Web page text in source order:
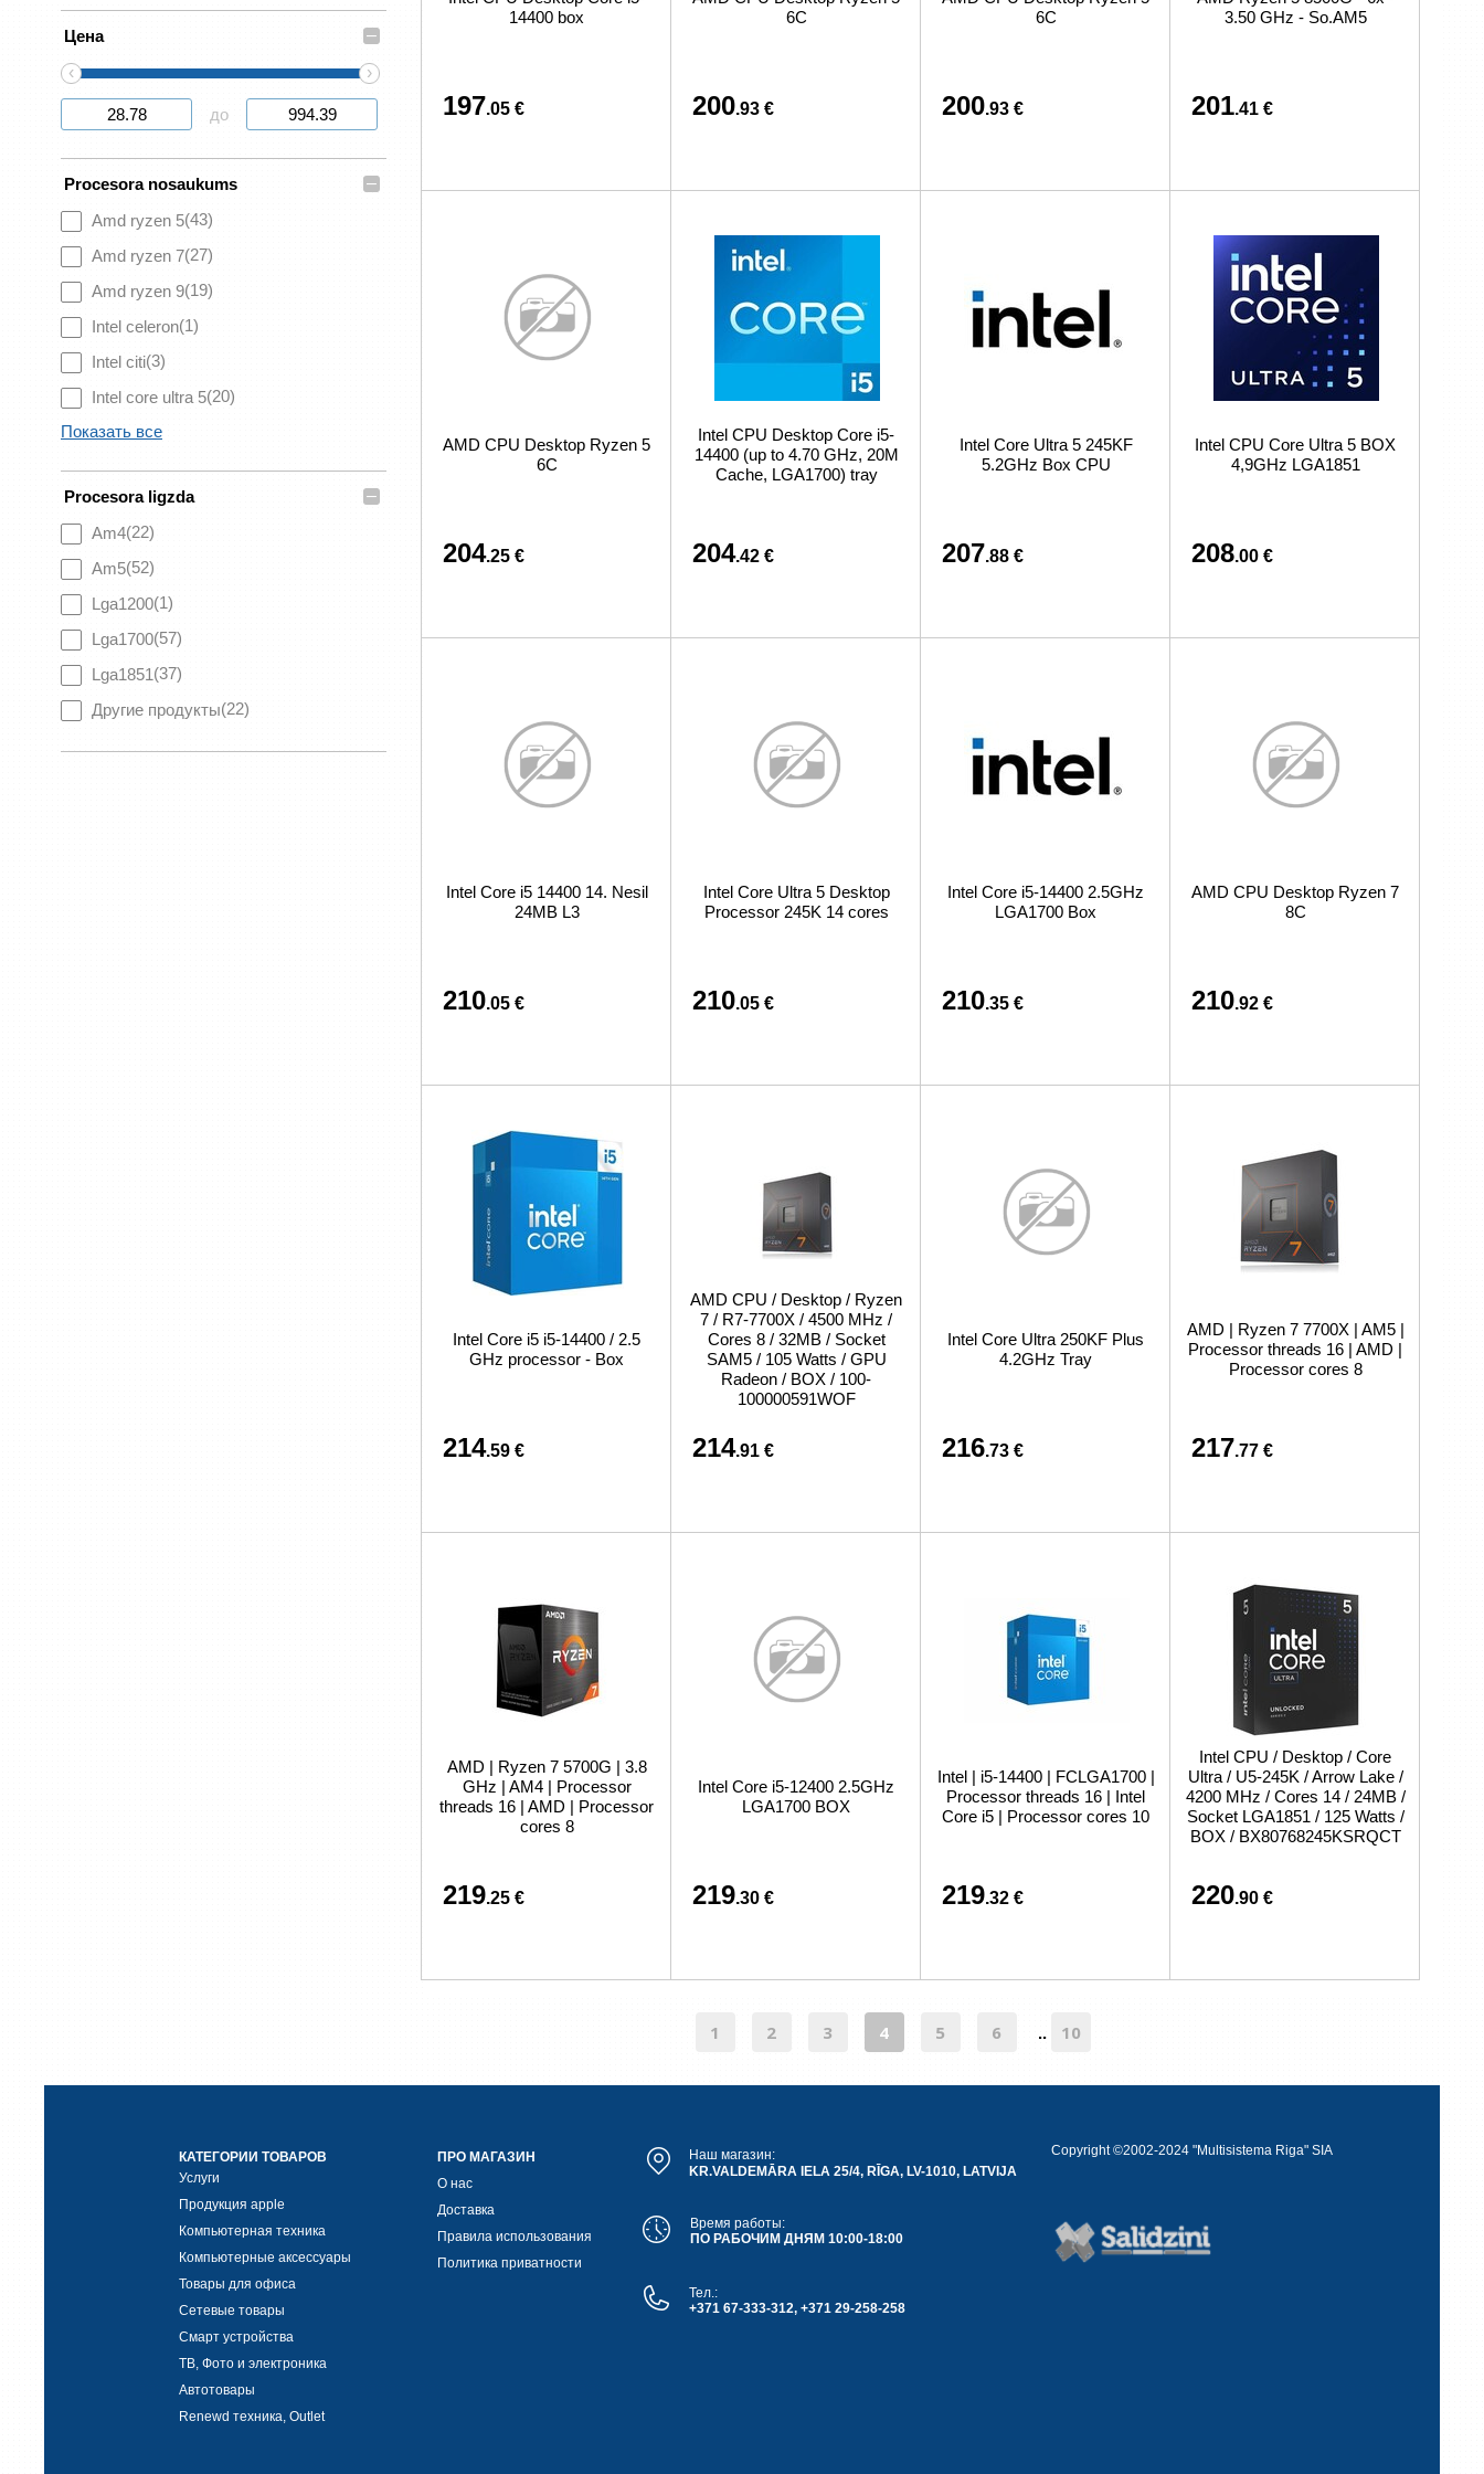
связано с покупкой или доставкой товаров
Цена
–
‹
›
до
Procesora nosaukums
–
Amd ryzen 5(43)
Amd ryzen 7(27)
Amd ryzen 9(19)
Intel celeron(1)
Intel citi(3)
Intel core ultra 5(20)
Показать все
Procesora ligzda
–
Am4(22)
Am5(52)
Lga1200(1)
Lga1700(57)
Lga1851(37)
Другие продукты(22)
14400 box
197.05 €
6C
200.93 €
6C
200.93 €
3.50 GHz - So.AM5
201.41 €
AMD CPU Desktop Ryzen 5
6C
204.25 €
Intel CPU Desktop Core i5-
14400 (up to 4.70 GHz, 20M
Cache, LGA1700) tray
204.42 €
Intel Core Ultra 5 245KF
5.2GHz Box CPU
207.88 €
Intel CPU Core Ultra 5 BOX
4,9GHz LGA1851
208.00 €
Intel Core i5 14400 14. Nesil
24MB L3
210.05 €
Intel Core Ultra 5 Desktop
Processor 245K 14 cores
210.05 €
Intel Core i5-14400 2.5GHz
LGA1700 Box
210.35 €
AMD CPU Desktop Ryzen 7
8C
210.92 €
Intel Core i5 i5-14400 / 2.5
GHz processor - Box
214.59 €
AMD CPU / Desktop / Ryzen
7 / R7-7700X / 4500 MHz /
Cores 8 / 32MB / Socket
SAM5 / 105 Watts / GPU
Radeon / BOX / 100-
100000591WOF
214.91 €
Intel Core Ultra 250KF Plus
4.2GHz Tray
216.73 €
AMD | Ryzen 7 7700X | AM5 |
Processor threads 16 | AMD |
Processor cores 8
217.77 €
AMD | Ryzen 7 5700G | 3.8
GHz | AM4 | Processor
threads 16 | AMD | Processor
cores 8
219.25 €
Intel Core i5-12400 2.5GHz
LGA1700 BOX
219.30 €
Intel | i5-14400 | FCLGA1700 |
Processor threads 16 | Intel
Core i5 | Processor cores 10
219.32 €
Intel CPU / Desktop / Core
Ultra / U5-245K / Arrow Lake /
4200 MHz / Cores 14 / 24MB /
Socket LGA1851 / 125 Watts /
BOX / BX80768245KSRQCT
220.90 €
1 2 3 4 5 6 .. 10
КАТЕГОРИИ ТОВАРОВ
Услуги
Продукция apple
Компьютерная техника
Компьютерные аксессуары
Товары для офиса
Сетевые товары
Смарт устройства
ТВ, Фото и электроника
Автотовары
Renewd техника, Outlet
ПРО МАГАЗИН
О нас
Доставка
Правила использования
Политика приватности
Наш магазин:
KR.VALDEMĀRA IELA 25/4, RĪGA, LV-1010, LATVIJA
Время работы:
ПО РАБОЧИМ ДНЯМ 10:00-18:00
Тел.:
+371 67-333-312, +371 29-258-258
Copyright ©2002-2024 "Multisistema Riga" SIA